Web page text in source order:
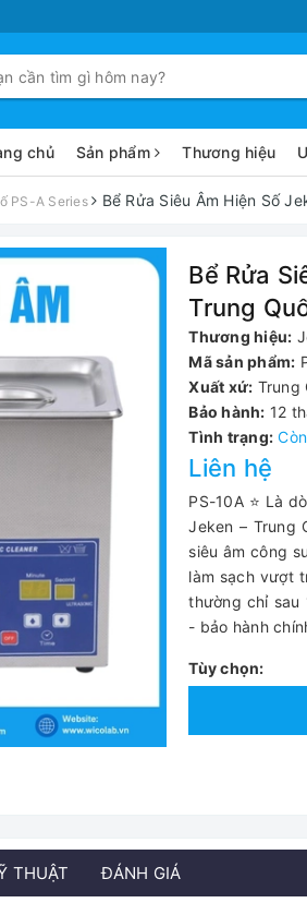
chủ Sản phẩm Thương hiệu
PS-A Series Bể Rửa Siêu Âm Hiện Số
Bể Rửa
Trung
Thương hiệu:
Mã sản phẩm:
Xuất xứ: Trung
Bảo hành: 12
Tình trạng:
Liên hệ
PS-10A ⭐ Là
Jeken – Trung
siêu âm công
làm sạch vượt
thường chỉ sau
- bảo hành
Tùy chọn:
THUẬT ĐÁNH GIÁ